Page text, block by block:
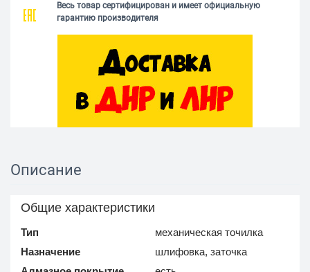
Весь товар сертифицирован и имеет официальную
гарантию производителя
Описание
Общие характеристики
Тип
механическая точилка
Назначение
шлифовка, заточка